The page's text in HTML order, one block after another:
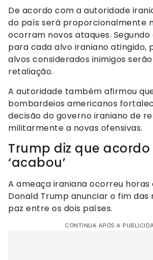
De acordo com a autoridade
do país será proporcionalmente
ocorram novos ataques.
para cada alvo iraniano atingido,
alvos considerados inimigos
retaliação.
A autoridade também afirmou
bombardeios americanos
decisão do governo iraniano de
militarmente a novas ofensivas.
Trump diz que acordo
‘acabou’
A ameaça iraniana ocorreu horas
Donald Trump anunciar o fim das
paz entre os dois países.
CONTINUA APÓS A